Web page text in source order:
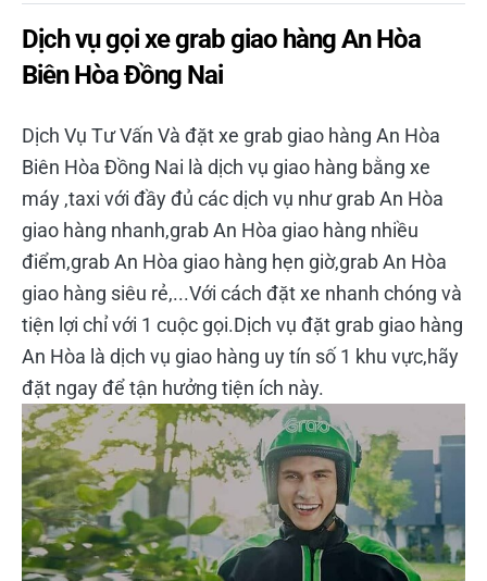
Dịch vụ gọi xe grab giao hàng An Hòa
Biên Hòa Đồng Nai
Dịch Vụ Tư Vấn Và đặt xe grab giao hàng An Hòa
Biên Hòa Đồng Nai là dịch vụ giao hàng bằng xe
máy ,taxi với đầy đủ các dịch vụ như grab An Hòa
giao hàng nhanh,grab An Hòa giao hàng nhiều
điểm,grab An Hòa giao hàng hẹn giờ,grab An Hòa
giao hàng siêu rẻ,...Với cách đặt xe nhanh chóng và
tiện lợi chỉ với 1 cuộc gọi.Dịch vụ đặt grab giao hàng
An Hòa là dịch vụ giao hàng uy tín số 1 khu vực,hãy
đặt ngay để tận hưởng tiện ích này.